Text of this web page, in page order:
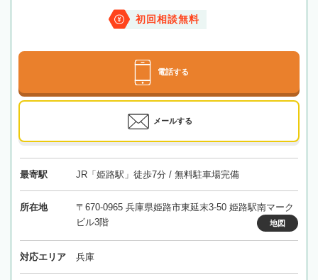
初回相談無料
電話する
メールする
最寄駅 JR「姫路駅」徒歩7分 / 無料駐車場完備
所在地
〒670-0965 兵庫県姫路市東延末3-50 姫路駅南マーク
ビル3階
地図
対応エリア 兵庫